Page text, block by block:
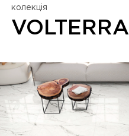
колекція
VOLTERRA